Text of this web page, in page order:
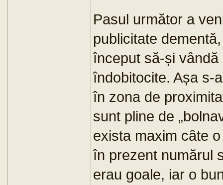
Pasul următor a
publicitate
început să-și
îndobitocite. Așa s-
în zona de
sunt pline de
exista maxim câte
în prezent numărul
erau goale, iar o